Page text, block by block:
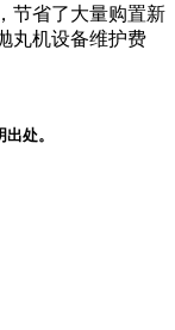
节省了大量购置新
丸机设备维护费
处。